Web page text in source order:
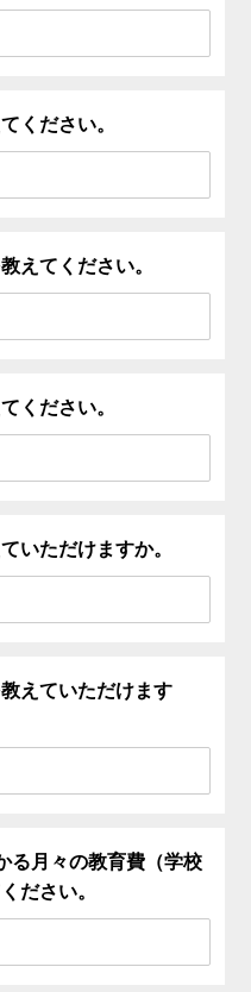
ください。
えてください。
ください。
いただけますか。
えていただけます
る月々の教育費（学校
ださい。